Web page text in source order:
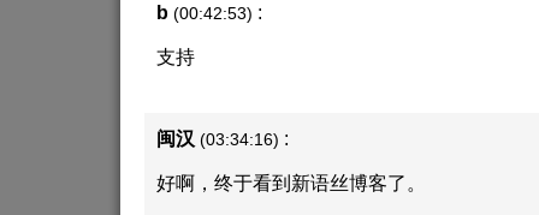
b (00:42:53) :
支持
闽汉 (03:34:16) :
好啊，终于看到新语丝博客了。